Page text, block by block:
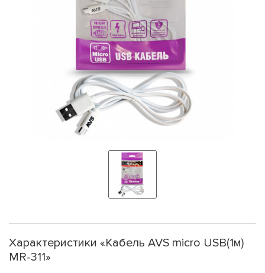
Характеристики «Кабель AVS micro USB(1м)
MR-311»